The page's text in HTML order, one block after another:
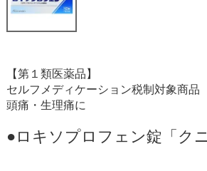
【第１類医薬品】
セルフメディケーション税制対象商品
頭痛・生理痛に
●ロキソプロフェン錠「ク